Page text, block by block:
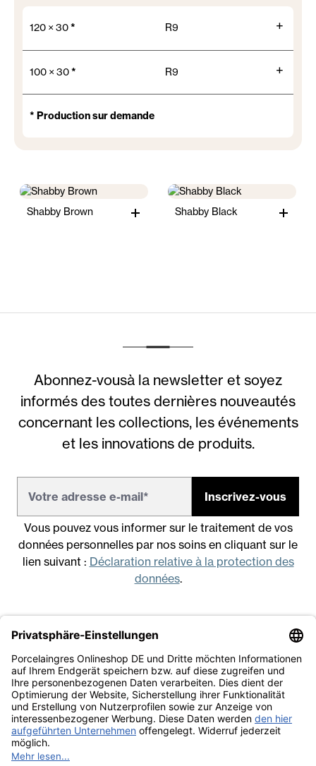
120 × 30* R9 +
100 × 30* R9 +
* Production sur demande
Shabby Brown Shabby Black
Abonnez-vousà la newsletter et soyez
informés des toutes dernières nouveautés
concernant les collections, les événements
et les innovations de produits.
Inscrivez-vous
Vous pouvez vous informer sur le traitement de vos
données personnelles par nos soins en cliquant sur le
lien suivant : Déclaration relative à la protection des
données.
Mentions légales
Conditions générales de vente
Déclaration relative à la protection des données
Travailler avec nous